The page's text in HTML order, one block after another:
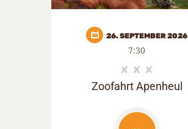
26. SEPTEMBER 2026
7:30
Zoofahrt Apenheul